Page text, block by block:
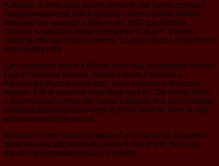
A Milano ci sono state alcune persone che hanno portato il
Tango direttamente dall’Argentina, come Osvaldo Roldan,
ballerino che approdò a Milano nel 1991 con Victoria
Colosio, la direttrice della compagnia “Casa 9”. Victoria
lasciò la città poco dopo, mentre Osvaldo decise di trasferirsi
nella nostra città.
Altri insegnanti storici a Milano sono stati le argentine Marina
Fuhr e Rosanna Remon, mentre Alberto Colombo e
Alessandra Rizzotti sono stati i primi milanesi a diventare
maestri. Era la seconda metà degli anni 90. Da allora, molto
è successo nel campo del Tango a Milano, fino all’incredibile
ondata di popolarità che verso il 2005/ 2008 ha visto la città
assolutamente infervorata.
Nascono i primi “musicalizadores”, e si comincia a capire la
dimensione a tutto tondo di questa forma d’arte, non solo
danza ma soprattutto musica e cultura.